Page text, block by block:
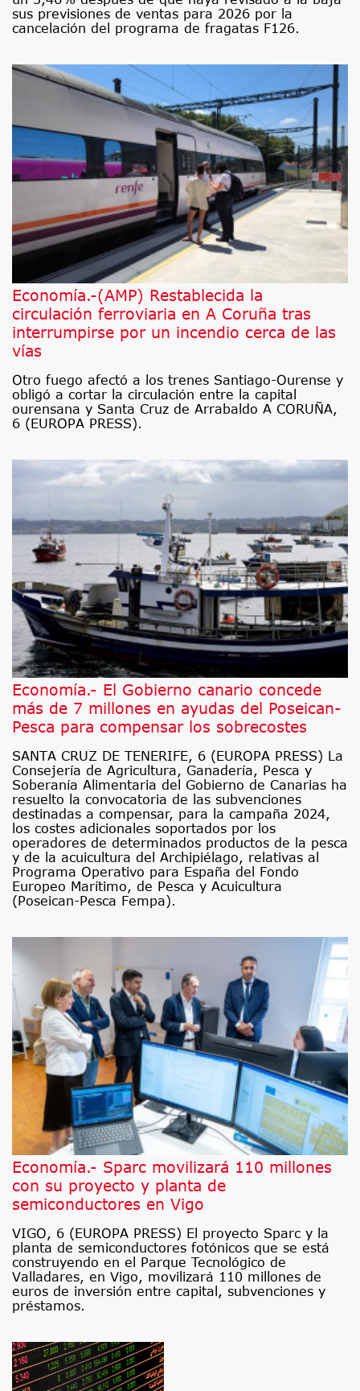
sus previsiones de ventas para 2026 por la
cancelación del programa de fragatas F126.
Economía.-(AMP) Restablecida la
circulación ferroviaria en A Coruña tras
interrumpirse por un incendio cerca de las
vías
Otro fuego afectó a los trenes Santiago-Ourense y
obligó a cortar la circulación entre la capital
ourensana y Santa Cruz de Arrabaldo A CORUÑA,
6 (EUROPA PRESS).
Economía.- El Gobierno canario concede
más de 7 millones en ayudas del Poseican-
Pesca para compensar los sobrecostes
SANTA CRUZ DE TENERIFE, 6 (EUROPA PRESS) La
Consejería de Agricultura, Ganadería, Pesca y
Soberanía Alimentaria del Gobierno de Canarias ha
resuelto la convocatoria de las subvenciones
destinadas a compensar, para la campaña 2024,
los costes adicionales soportados por los
operadores de determinados productos de la pesca
y de la acuicultura del Archipiélago, relativas al
Programa Operativo para España del Fondo
Europeo Marítimo, de Pesca y Acuicultura
(Poseican-Pesca Fempa).
Economía.- Sparc movilizará 110 millones
con su proyecto y planta de
semiconductores en Vigo
VIGO, 6 (EUROPA PRESS) El proyecto Sparc y la
planta de semiconductores fotónicos que se está
construyendo en el Parque Tecnológico de
Valladares, en Vigo, movilizará 110 millones de
euros de inversión entre capital, subvenciones y
préstamos.